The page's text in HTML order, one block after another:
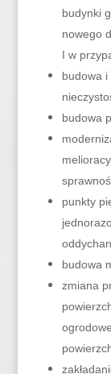
budynki
nowego
I w
budowa
budowa
punkty
budowa
zmiana